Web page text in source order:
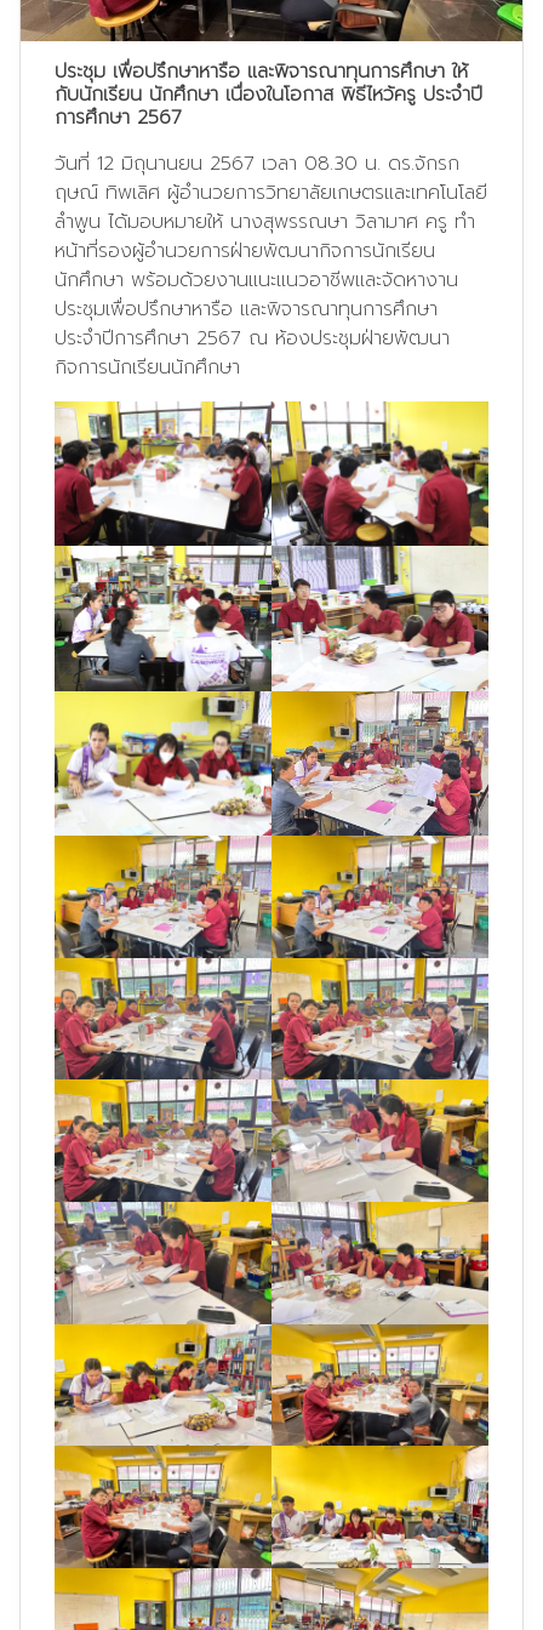
ประชุม เพื่อปรึกษาหารือ และพิจารณาทุนการศึกษา ให้
กับนักเรียน นักศึกษา เนื่องในโอกาส พิธีไหว้ครู ประจำปี
การศึกษา 2567
วันที่ 12 มิถุนานยน 2567 เวลา 08.30 น. ดร.จักรก
ฤษณ์ ทิพเลิศ ผู้อำนวยการวิทยาลัยเกษตรและเทคโนโลยี
ลำพูน ได้มอบหมายให้ นางสุพรรณษา วิลามาศ ครู ทำ
หน้าที่รองผู้อำนวยการฝ่ายพัฒนากิจการนักเรียน
นักศึกษา พร้อมด้วยงานแนะแนวอาชีพและจัดหางาน
ประชุมเพื่อปรึกษาหารือ และพิจารณาทุนการศึกษา
ประจำปีการศึกษา 2567 ณ ห้องประชุมฝ่ายพัฒนา
กิจการนักเรียนนักศึกษา